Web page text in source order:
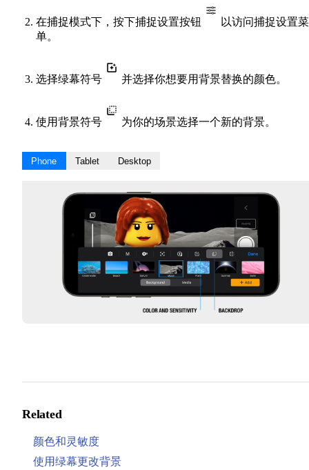
在捕捉模式下，按下捕捉设置按钮
以访问捕捉设置菜
单。
选择绿幕符号 并选择你想要用背景替换的颜色。
使用背景符号 为你的场景选择一个新的背景。
Phone Tablet Desktop
Related
颜色和灵敏度
使用绿幕更改背景